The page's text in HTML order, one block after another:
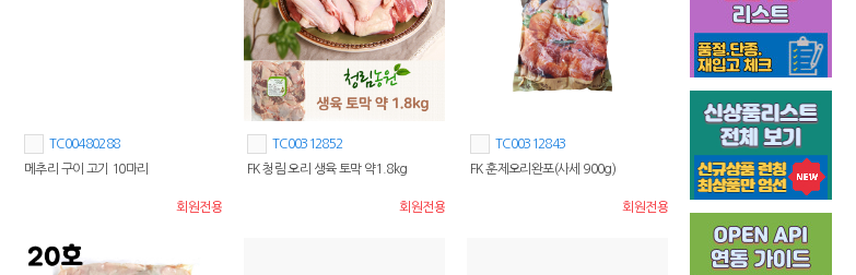
TC00480288
메추리 구이 고기 10마리
회원전용
TC00312852
FK 청림 오리 생육 토막 약1.8kg
회원전용
TC00312843
FK 훈제오리완포(사세 900g)
회원전용